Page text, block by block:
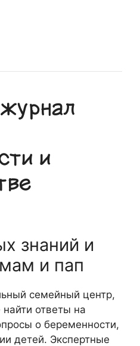
и
знаний и
и пап
семейный центр,
ответы на
о беременности,
детей. Экспертные